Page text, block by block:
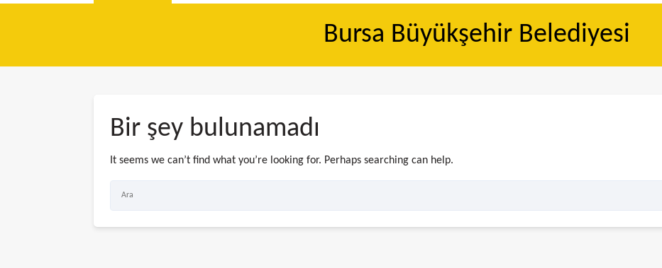
Bursa Büyükşehir Belediyesi
Bir şey bulunamadı
It seems we can’t find what you’re looking for. Perhaps searching can help.